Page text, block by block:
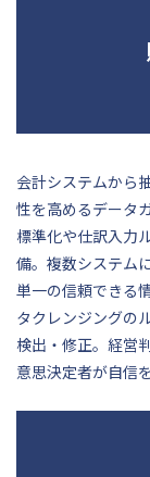
会計システムから
性を高めるデータ
標準化や仕訳入力
備。複数システム
単一の信頼できる
タクレンジングの
検出・修正。経営
意思決定者が自信